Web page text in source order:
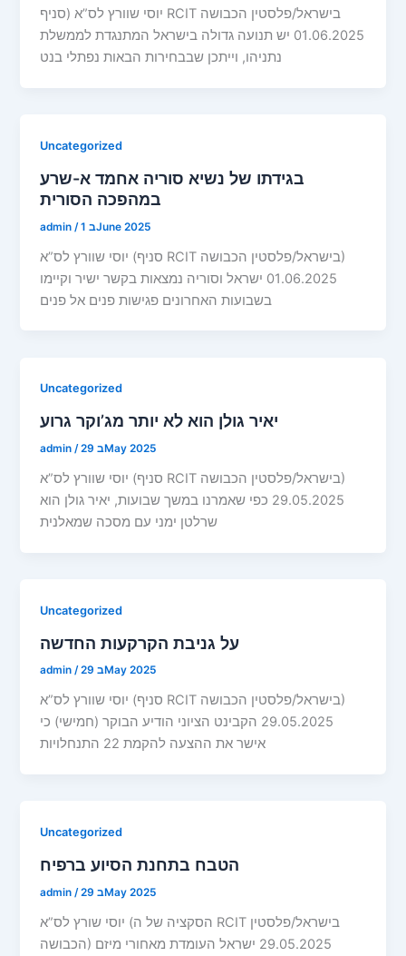
יוסי שוורץ לס”א (סניף RCIT בישראל/פלסטין הכבושה
01.06.2025 יש תנועה גדולה בישראל המתנגדת לממשלת
נתניהו, וייתכן שבבחירות הבאות נפתלי בנט
Uncategorized
בגידתו של נשיא סוריה אחמד א-שרע
במהפכה הסורית
admin / 1 בJune 2025
יוסי שוורץ לס”א (סניף RCIT בישראל/פלסטין הכבושה)
01.06.2025 ישראל וסוריה נמצאות בקשר ישיר וקיימו
בשבועות האחרונים פגישות פנים אל פנים
Uncategorized
יאיר גולן הוא לא יותר מג’וקר גרוע
admin/ 29 בMay 2025
יוסי שוורץ לס”א (סניף RCIT בישראל/פלסטין הכבושה)
29.05.2025 כפי שאמרנו במשך שבועות, יאיר גולן הוא
שרלטן ימני עם מסכה שמאלנית
Uncategorized
על גניבת הקרקעות החדשה
admin/ 29 בMay 2025
יוסי שוורץ לס”א (סניף RCIT בישראל/פלסטין הכבושה)
29.05.2025 הקבינט הציוני הודיע הבוקר (חמישי) כי
אישר את ההצעה להקמת 22 התנחלויות
Uncategorized
הטבח בתחנת הסיוע ברפיח
admin/ 29 בMay 2025
יוסי שורץ לס”א (הסקציה של ה RCIT בישראל/פלסטין
הכבושה) 29.05.2025 ישראל העומדת מאחורי מיזם